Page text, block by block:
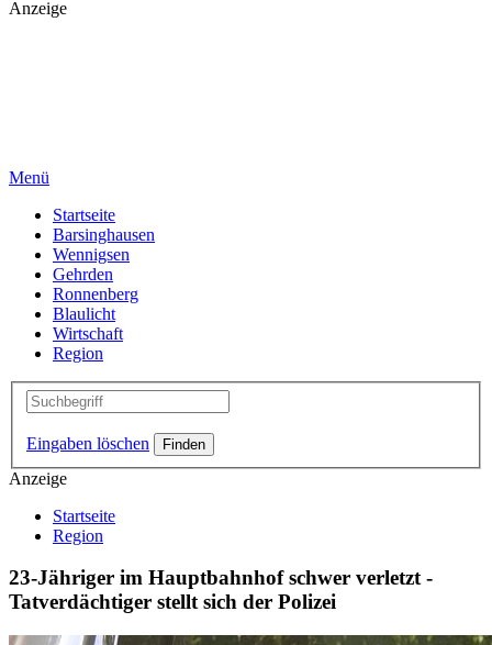
Anzeige
Menü
Startseite
Barsinghausen
Wennigsen
Gehrden
Ronnenberg
Blaulicht
Wirtschaft
Region
Eingaben löschen
Anzeige
Startseite
Region
23-Jähriger im Hauptbahnhof schwer verletzt -
Tatverdächtiger stellt sich der Polizei